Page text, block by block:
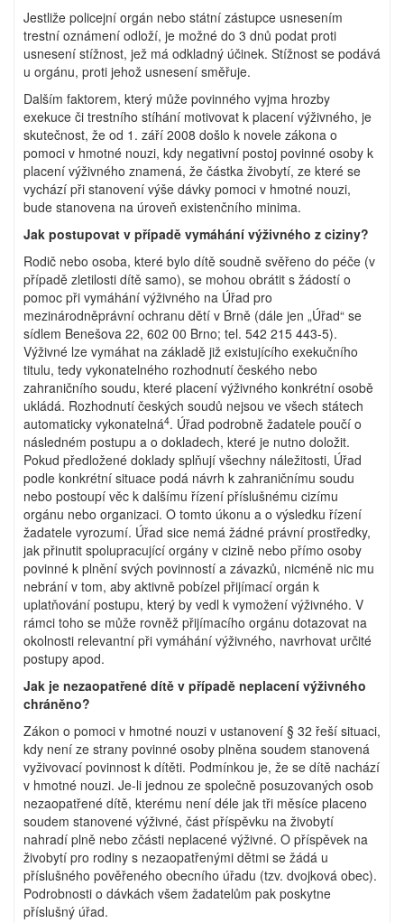
Jestliže policejní orgán nebo státní zástupce usnesením
trestní oznámení odloží, je možné do 3 dnů podat proti
usnesení stížnost, jež má odkladný účinek. Stížnost se podává
u orgánu, proti jehož usnesení směřuje.
Dalším faktorem, který může povinného vyjma hrozby
exekuce či trestního stíhání motivovat k placení výživného, je
skutečnost, že od 1. září 2008 došlo k novele zákona o
pomoci v hmotné nouzi, kdy negativní postoj povinné osoby k
placení výživného znamená, že částka živobytí, ze které se
vychází při stanovení výše dávky pomoci v hmotné nouzi,
bude stanovena na úroveň existenčního minima.
Jak postupovat v případě vymáhání výživného z ciziny?
Rodič nebo osoba, které bylo dítě soudně svěřeno do péče (v
případě zletilosti dítě samo), se mohou obrátit s žádostí o
pomoc při vymáhání výživného na Úřad pro
mezinárodněprávní ochranu dětí v Brně (dále jen „Úřad“ se
sídlem Benešova 22, 602 00 Brno; tel. 542 215 443-5).
Výživné lze vymáhat na základě již existujícího exekučního
titulu, tedy vykonatelného rozhodnutí českého nebo
zahraničního soudu, které placení výživného konkrétní osobě
ukládá. Rozhodnutí českých soudů nejsou ve všech státech
automaticky vykonatelná4. Úřad podrobně žadatele poučí o
následném postupu a o dokladech, které je nutno doložit.
Pokud předložené doklady splňují všechny náležitosti, Úřad
podle konkrétní situace podá návrh k zahraničnímu soudu
nebo postoupí věc k dalšímu řízení příslušnému cizímu
orgánu nebo organizaci. O tomto úkonu a o výsledku řízení
žadatele vyrozumí. Úřad sice nemá žádné právní prostředky,
jak přinutit spolupracující orgány v cizině nebo přímo osoby
povinné k plnění svých povinností a závazků, nicméně nic mu
nebrání v tom, aby aktivně pobízel přijímací orgán k
uplatňování postupu, který by vedl k vymožení výživného. V
rámci toho se může rovněž přijímacího orgánu dotazovat na
okolnosti relevantní při vymáhání výživného, navrhovat určité
postupy apod.
Jak je nezaopatřené dítě v případě neplacení výživného
chráněno?
Zákon o pomoci v hmotné nouzi v ustanovení § 32 řeší situaci,
kdy není ze strany povinné osoby plněna soudem stanovená
vyživovací povinnost k dítěti. Podmínkou je, že se dítě nachází
v hmotné nouzi. Je-li jednou ze společně posuzovaných osob
nezaopatřené dítě, kterému není déle jak tři měsíce placeno
soudem stanovené výživné, část příspěvku na živobytí
nahradí plně nebo zčásti neplacené výživné. O příspěvek na
živobytí pro rodiny s nezaopatřenými dětmi se žádá u
příslušného pověřeného obecního úřadu (tzv. dvojková obec).
Podrobnosti o dávkách všem žadatelům pak poskytne
příslušný úřad.